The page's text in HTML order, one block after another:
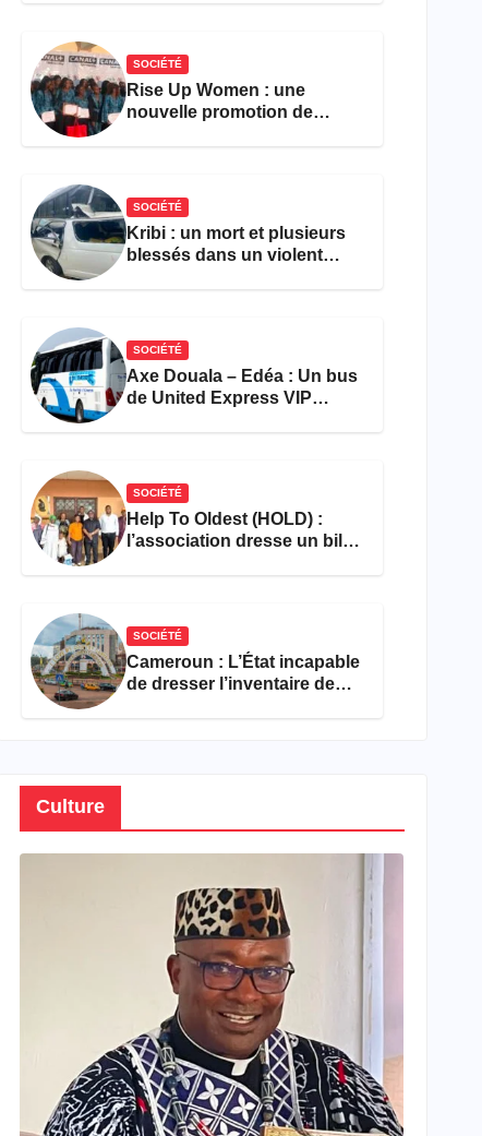
SOCIÉTÉ
Rise Up Women : une
nouvelle promotion de
SOCIÉTÉ
Kribi : un mort et plusieurs
blessés dans un violent
SOCIÉTÉ
Axe Douala – Edéa : Un bus
de United Express VIP
SOCIÉTÉ
Help To Oldest (HOLD) :
l’association dresse un bilan
SOCIÉTÉ
Cameroun : L’État incapable
de dresser l’inventaire de
Culture